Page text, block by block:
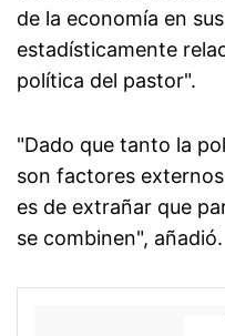
de la economía en
estadísticamente
política del pastor".
"Dado que tanto la
son factores
es de extrañar que
se combinen", añadió.